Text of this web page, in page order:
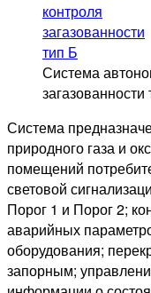
Система
загазованности
Система
природного газа и
помещений
световой
Порог 1 и Порог 2;
аварийных
оборудования;
запорным;